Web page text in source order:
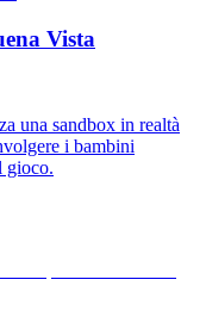
Vista
una sandbox in realtà
i bambini
gioco.